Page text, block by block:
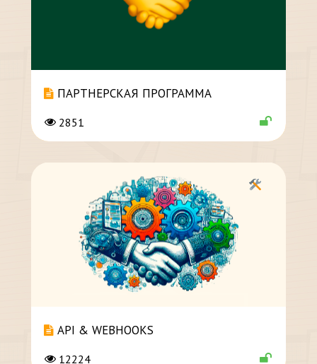
ПАРТНЕРСКАЯ ПРОГРАММА
2851
API & WEBHOOKS
12224